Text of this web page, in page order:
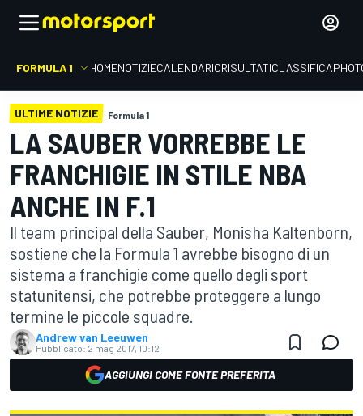
FORMULA 1 HOMENOTIZIECALENDARIORISULTATICLASSIFICA
ULTIME NOTIZIE Formula 1
LA SAUBER VORREBBE LE
FRANCHIGIE IN STILE NBA
ANCHE IN F.1
Il team principal della Sauber, Monisha Kaltenborn,
sostiene che la Formula 1 avrebbe bisogno di un
sistema a franchigie come quello degli sport
statunitensi, che potrebbe proteggere a lungo
termine le piccole squadre.
Andrew van Leeuwen
Pubblicato: 2 mag 2017, 10:12
AGGIUNGI COME FONTE PREFERITA